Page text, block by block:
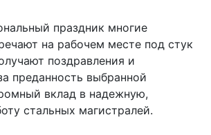
праздник многие
на рабочем месте под стук
поздравления и
преданность выбранной
вклад в надежную,
стальных магистралей.